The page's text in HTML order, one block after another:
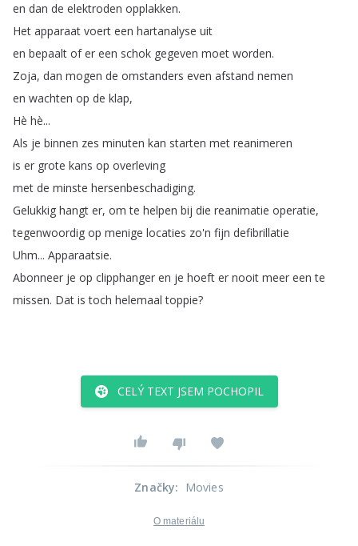
en dan de elektroden opplakken.
Het apparaat voert een hartanalyse uit
en bepaalt of er een schok gegeven moet worden.
Zoja, dan mogen de omstanders even afstand nemen
en wachten op de klap,
Hè hè...
Als je binnen zes minuten kan starten met reanimeren
is er grote kans op overleving
met de minste hersenbeschadiging.
Gelukkig hangt er, om te helpen bij die reanimatie operatie,
tegenwoordig op menige locaties zo'n fijn defibrillatie
Uhm... Apparaatsie.
Abonneer je op clipphanger en je hoeft er nooit meer een te
missen. Dat is toch helemaal toppie?
CELÝ TEXT JSEM POCHOPIL
Značky: Movies
O materiálu